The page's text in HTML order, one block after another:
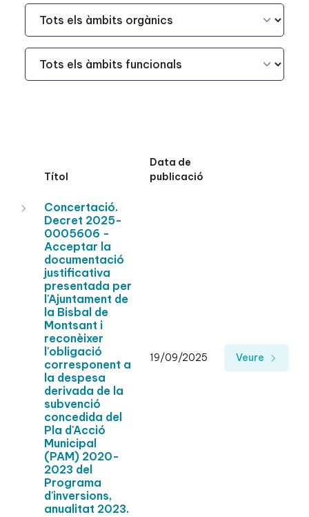
Àmbit Funcional
Àmbit Funcional
Títol
Data de
publicació
Concertació.
Decret 2025-
0005606 -
Acceptar la
documentació
justificativa
presentada per
l'Ajuntament de
la Bisbal de
Montsant i
reconèixer
l'obligació
corresponent a
la despesa
derivada de la
subvenció
concedida del
Pla d'Acció
Municipal
(PAM) 2020-
2023 del
Programa
d'inversions,
anualitat 2023.
19/09/2025 Veure